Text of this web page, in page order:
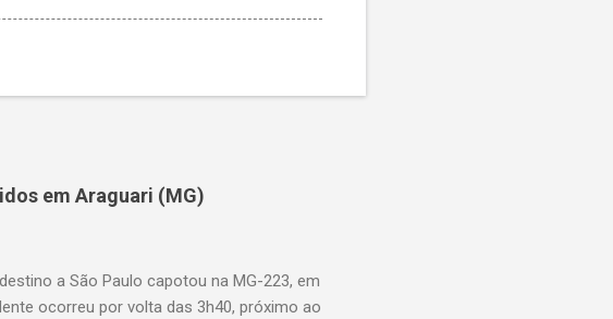
em Araguari (MG)
a São Paulo capotou na MG-223, em
ocorreu por volta das 3h40, próximo ao